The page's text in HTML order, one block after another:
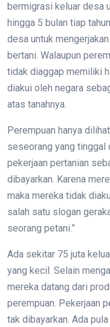
bermigrasi keluar desa
hingga 5 bulan tiap
desa untuk
bertani. Walaupun
tidak diaggap memiliki
diakui oleh negara
atas tanahnya.
Perempuan hanya
seseorang yang tinggal
pekerjaan pertanian
dibayarkan. Karena
maka mereka tidak
salah satu slogan
seorang petani.”
Ada sekitar 75 juta
yang kecil. Selain
mereka datang dari
perempuan. Pekerjaan
tak dibayarkan. Ada